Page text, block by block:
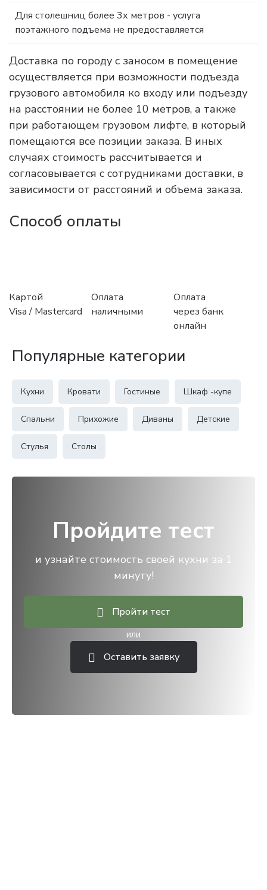
Для столешниц более 3х метров - услуга
поэтажного подъема не предоставляется
Доставка по городу с заносом в помещение
осуществляется при возможности подъезда
грузового автомобиля ко входу или подъезду
на расстоянии не более 10 метров, а также
при работающем грузовом лифте, в который
помещаются все позиции заказа. В иных
случаях стоимость рассчитывается и
согласовывается с сотрудниками доставки, в
зависимости от расстояний и объема заказа.
Способ оплаты
Картой
Visa / Mastercard
Оплата
наличными
Оплата
через банк
онлайн
Популярные категории
Кухни Кровати Гостиные Шкаф -купе
Спальни Прихожие Диваны Детские
Стулья Столы
Пройдите тест
и узнайте стоимость своей кухни за 1
минуту!
Пройти тест
или
Оставить заявку